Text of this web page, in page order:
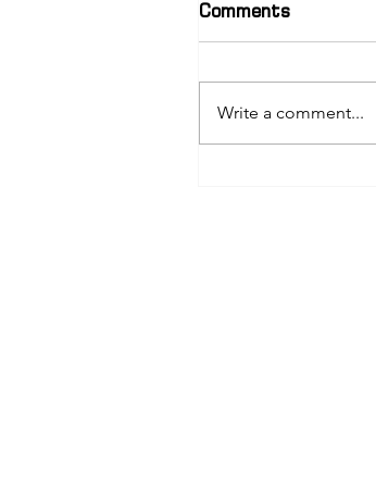
Comments
Write a comment...